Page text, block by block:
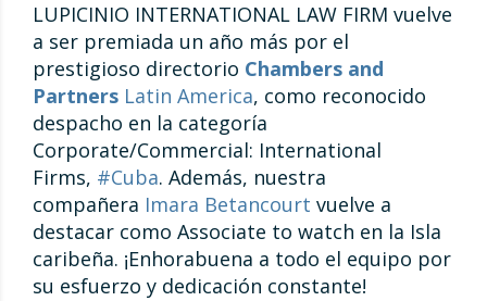
LUPICINIO INTERNATIONAL LAW FIRM vuelve
a ser premiada un año más por el
prestigioso directorio Chambers and
Partners Latin America, como reconocido
despacho en la categoría
Corporate/Commercial: International
Firms, #Cuba. Además, nuestra
compañera Imara Betancourt vuelve a
destacar como Associate to watch en la Isla
caribeña. ¡Enhorabuena a todo el equipo por
su esfuerzo y dedicación constante!